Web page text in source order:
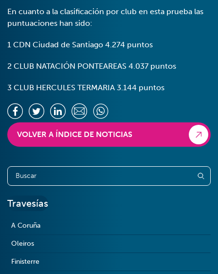
En cuanto a la clasificación por club en esta prueba las
puntuaciones han sido:
1 CDN Ciudad de Santiago 4.274 puntos
2 CLUB NATACIÓN PONTEAREAS 4.037 puntos
3 CLUB HERCULES TERMARIA 3.144 puntos
VOLVER A ÍNDICE DE NOTICIAS
Travesías
A Coruña
Oleiros
Finisterre